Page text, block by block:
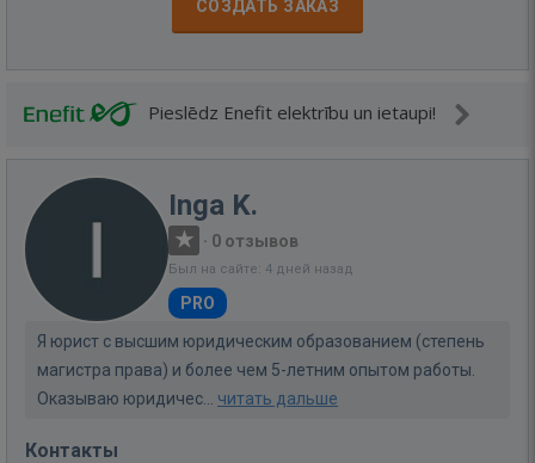
СОЗДАТЬ ЗАКАЗ
Pieslēdz Enefit elektrību un ietaupi!
Inga K.
· 0 отзывов
Был на сайте: 4 дней назад
PRO
Я юрист с высшим юридическим образованием (степень
магистра права) и более чем 5-летним опытом работы.
Оказываю юридичес... читать дальше
Контакты